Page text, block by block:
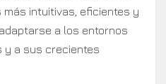
intuitivas, eficientes y
a los entornos
y a sus crecientes